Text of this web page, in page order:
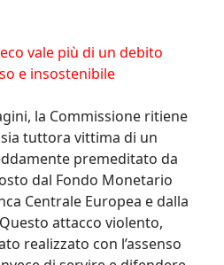
vale più di un debito
e insostenibile
la Commissione ritiene
tuttora vittima di un
premeditato da
dal Fondo Monetario
Centrale Europea e dalla
attacco violento,
realizzato con l’assenso